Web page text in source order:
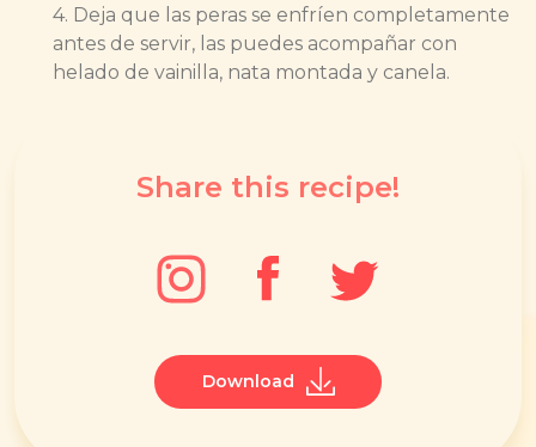
4. Deja que las peras se enfríen completamente
antes de servir, las puedes acompañar con
helado de vainilla, nata montada y canela.
Share this recipe!
Download